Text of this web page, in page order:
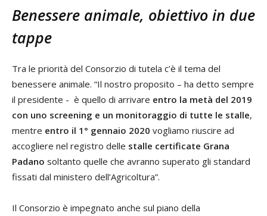
Benessere animale, obiettivo in due
tappe
Tra le priorità del Consorzio di tutela c’è il tema del
benessere animale. “Il nostro proposito – ha detto sempre
il presidente - è quello di arrivare entro la metà del 2019
con uno screening e un monitoraggio di tutte le stalle,
mentre entro il 1° gennaio 2020 vogliamo riuscire ad
accogliere nel registro delle stalle certificate Grana
Padano soltanto quelle che avranno superato gli standard
fissati dal ministero dell’Agricoltura”.
Il Consorzio è impegnato anche sul piano della